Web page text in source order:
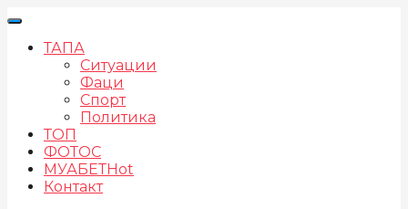
ТАПА
Ситуации
Фаци
Спорт
Политика
ТОП
ФОТОС
МУАБЕТHot
Контакт